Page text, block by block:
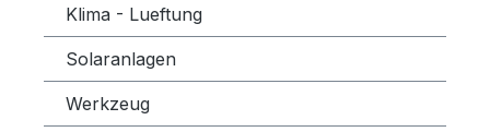
Klima - Lueftung
Solaranlagen
Werkzeug